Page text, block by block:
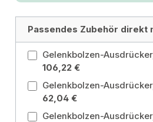
Passendes Zubehör direkt
106,22 €
62,04 €